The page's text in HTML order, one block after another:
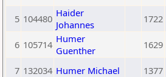
5 104480 Haider
Johannes
1722
6 105714 Humer
Guenther
1629
7 132034 Humer Michael 1377